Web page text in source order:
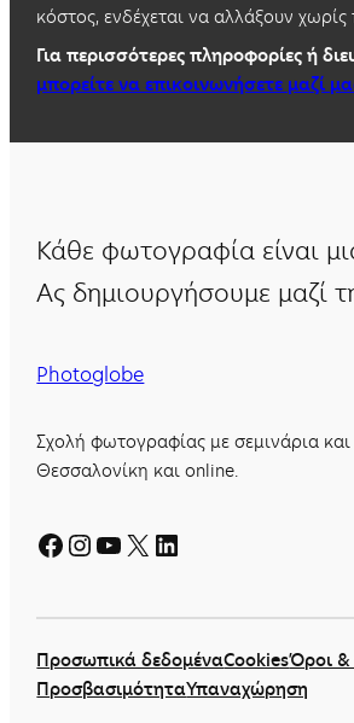
κόστος, ενδέχεται να αλλάξουν
Για περισσότερες πληροφορίες ή
μπορείτε να επικοινωνήσετε μαζί
Κάθε φωτογραφία είναι
Ας δημιουργήσουμε μαζί
Photoglobe
Σχολή φωτογραφίας με σεμινάρια
Θεσσαλονίκη και online.
Facebook
Instagram
YouTube
X Linkedin
Προσωπικά δεδομέναCookiesΌροι &
ΠροσβασιμότηταΥπαναχώρηση